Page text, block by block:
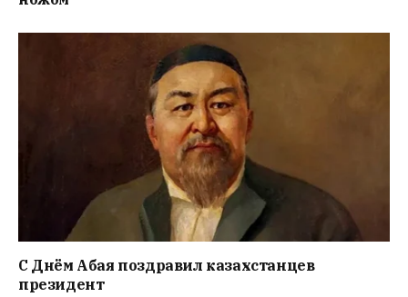
С Днём Абая поздравил казахстанцев
президент